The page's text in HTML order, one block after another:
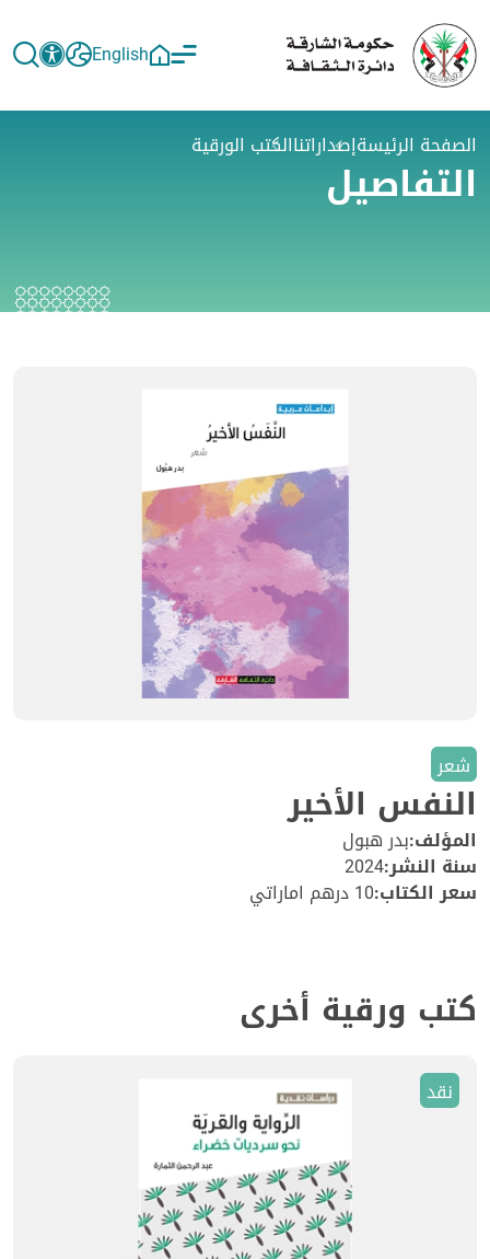
English
الصفحة الرئيسةإصداراتناالكتب الورقية
التفاصيل
شعر
النفس الأخير
المؤلف:بدر هبول
سنة النشر:2024
سعر الكتاب:10 درهم اماراتي
كتب ورقية أخرى
نقد